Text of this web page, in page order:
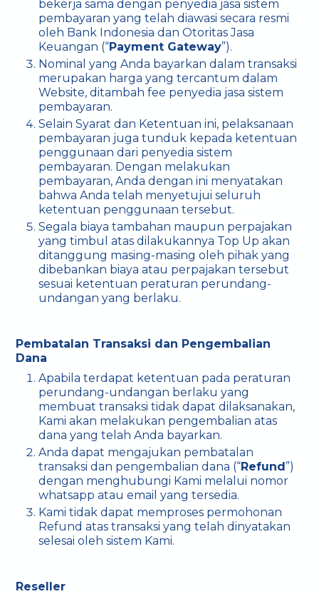
bekerja sama dengan penyedia jasa sistem
pembayaran yang telah diawasi secara resmi
oleh Bank Indonesia dan Otoritas Jasa
Keuangan (“Payment Gateway”).
Nominal yang Anda bayarkan dalam transaksi
merupakan harga yang tercantum dalam
Website, ditambah fee penyedia jasa sistem
pembayaran.
Selain Syarat dan Ketentuan ini, pelaksanaan
pembayaran juga tunduk kepada ketentuan
penggunaan dari penyedia sistem
pembayaran. Dengan melakukan
pembayaran, Anda dengan ini menyatakan
bahwa Anda telah menyetujui seluruh
ketentuan penggunaan tersebut.
Segala biaya tambahan maupun perpajakan
yang timbul atas dilakukannya Top Up akan
ditanggung masing-masing oleh pihak yang
dibebankan biaya atau perpajakan tersebut
sesuai ketentuan peraturan perundang-
undangan yang berlaku.
Pembatalan Transaksi dan Pengembalian
Dana
Apabila terdapat ketentuan pada peraturan
perundang-undangan berlaku yang
membuat transaksi tidak dapat dilaksanakan,
Kami akan melakukan pengembalian atas
dana yang telah Anda bayarkan.
Anda dapat mengajukan pembatalan
transaksi dan pengembalian dana (“Refund”)
dengan menghubungi Kami melalui nomor
whatsapp atau email yang tersedia.
Kami tidak dapat memproses permohonan
Refund atas transaksi yang telah dinyatakan
selesai oleh sistem Kami.
Reseller